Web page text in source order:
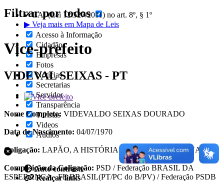
Filtrar por todos
Acesso à Informação
Cidadão
Empresas
Fotos
Notícias
Secretarias
Servidor
Transparência
Turistas
Videos
Áudios
Auto contraste
Realçar links
✔ LAI (Lei 12.527/2011) no art. 8º, § 1º
▶ Veja mais em Mapa de Leis
Vice-prefeito
VIDEVAL SEIXAS - PT
Nome Completo: VIDEVALDO SEIXAS DOURADO
Data de Nascimento: 04/07/1970
Coligação: LAPÃO, A HISTÓRIA TEM QUE CONTINUAR
Composição da Coligação: PSD / Federação BRASIL DA
ESPERANÇA - FE BRASIL(PT/PC do B/PV) / Federação PSDB